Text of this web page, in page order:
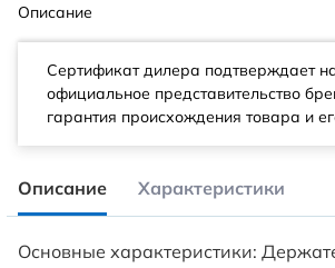
Описание
Сертификат дилера подтверждает
официальное представительство
гарантия происхождения товара и
Описание Характеристики
Основные характеристики: